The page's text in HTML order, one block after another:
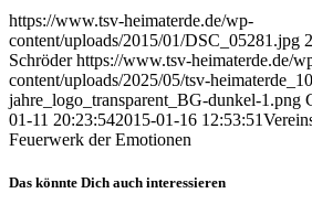
https://www.tsv-heimaterde.de/wp-
content/uploads/2015/01/DSC_05281.jpg
Schröder https://www.tsv-heimaterde.de/
content/uploads/2025/05/tsv-
jahre_logo_transparent_BG-dunkel-1.png
01-11 20:23:542015-01-16 12:53:51
Feuerwerk der Emotionen
Das könnte Dich auch interessieren